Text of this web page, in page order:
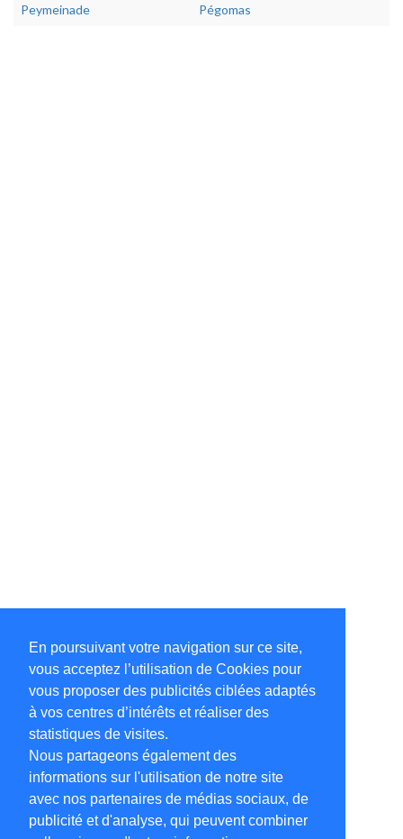
En poursuivant votre navigation sur ce site,
vous acceptez l’utilisation de Cookies pour
vous proposer des publicités ciblées adaptés
à vos centres d’intérêts et réaliser des
statistiques de visites.
Nous partageons également des
informations sur l'utilisation de notre site
avec nos partenaires de médias sociaux, de
publicité et d'analyse, qui peuvent combiner
Peymeinade Pégomas